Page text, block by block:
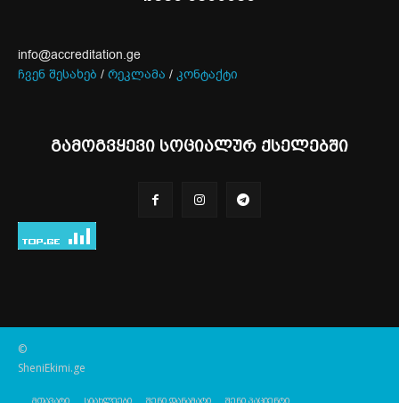
info@accreditation.ge
ჩვენ შესახებ / რეკლამა / კონტაქტი
გამოგვყევი სოციალურ ქსელებში
©
SheniEkimi.ge
მთავარი სიახლეები შენი დანამატი შენი პაციენტი